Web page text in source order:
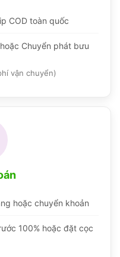
COD toàn quốc
hoặc Chuyển phát bưu
vận chuyển)
hoặc chuyển khoản
100% hoặc đặt cọc